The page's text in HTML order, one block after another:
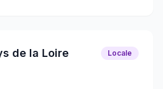
de la Loire Locale